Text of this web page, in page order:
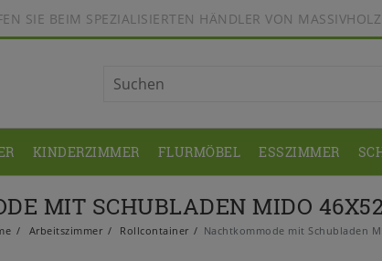
SIE BEIM SPEZIALISIERTEN HÄNDLER VON
KINDERZIMMER FLURMÖBEL ESSZIMMER
MIT SCHUBLADEN MIDO
Arbeitszimmer Rollcontainer Nachtkommode mit Schubladen